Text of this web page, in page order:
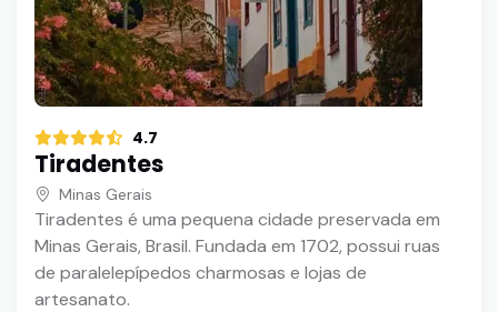
4.7
Tiradentes
Minas Gerais
Tiradentes é uma pequena cidade preservada em
Minas Gerais, Brasil. Fundada em 1702, possui ruas
de paralelepípedos charmosas e lojas de
artesanato.